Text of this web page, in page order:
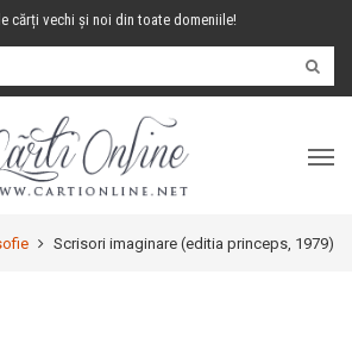
cărți vechi și noi din toate domeniile!
Scrisori imaginare (editia princeps, 1979)